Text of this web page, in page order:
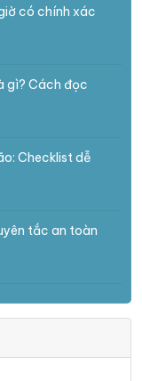
có chính xác
gì? Cách đọc
Checklist dễ
tắc an toàn